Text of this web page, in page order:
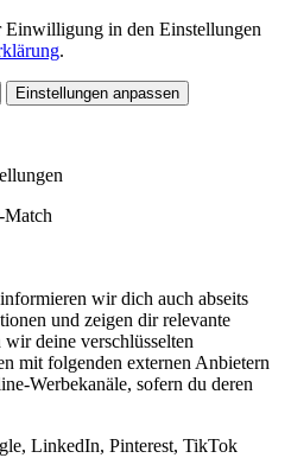
in den Einstellungen
.
Einstellungen anpassen
Match
wir dich auch abseits
und zeigen dir relevante
deine verschlüsselten
mit folgenden externen Anbietern
Werbekanäle, sofern du deren
LinkedIn, Pinterest, TikTok